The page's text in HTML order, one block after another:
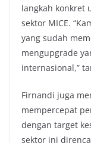
langkah konkret
sektor MICE.
yang sudah
mengupgrade
internasional,”
Firnandi juga
mempercepat
dengan target
sektor ini